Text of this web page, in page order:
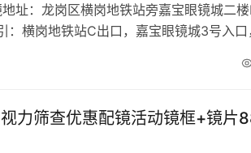
址：龙岗区横岗地铁站旁嘉宝眼镜城二
：横岗地铁站C出口，嘉宝眼镜城3号入口
视力筛查优惠配镜活动镜框+镜片